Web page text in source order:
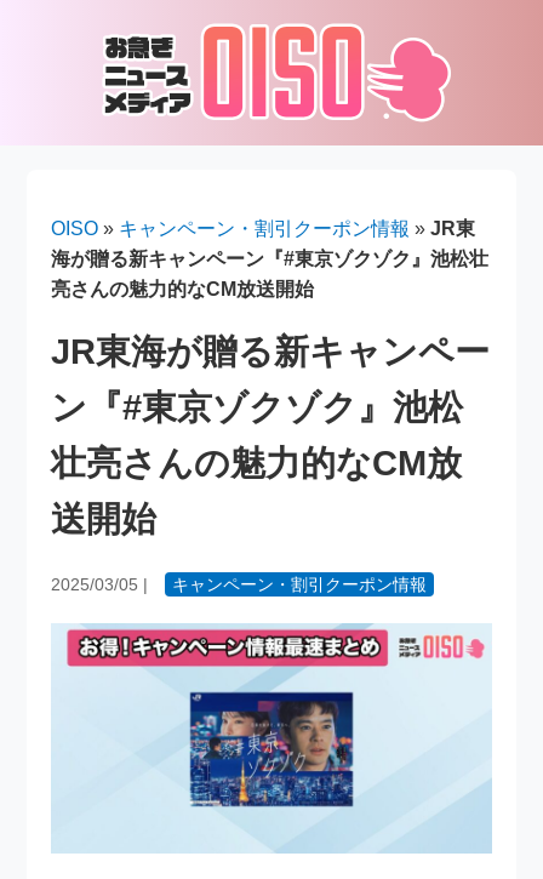
OISO » キャンペーン・割引クーポン情報 »JR東
海が贈る新キャンペーン『#東京ゾクゾク』池松壮
亮さんの魅力的なCM放送開始
JR東海が贈る新キャンペー
ン『#東京ゾクゾク』池松
壮亮さんの魅力的なCM放
送開始
2025/03/05 | キャンペーン・割引クーポン情報